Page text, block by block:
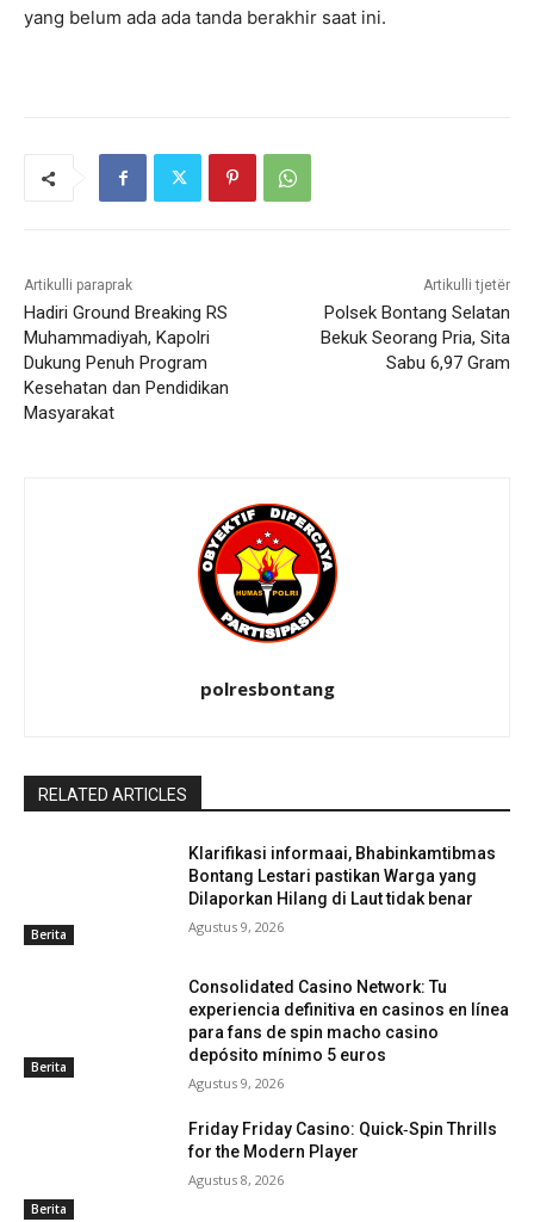
yang belum ada ada tanda berakhir saat ini.
Artikulli paraprak
Hadiri Ground Breaking RS
Muhammadiyah, Kapolri
Dukung Penuh Program
Kesehatan dan Pendidikan
Masyarakat
Artikulli tjetër
Polsek Bontang Selatan
Bekuk Seorang Pria, Sita
Sabu 6,97 Gram
polresbontang
RELATED ARTICLES
Berita
Klarifikasi informaai, Bhabinkamtibmas
Bontang Lestari pastikan Warga yang
Dilaporkan Hilang di Laut tidak benar
Agustus 9, 2026
Berita
Consolidated Casino Network: Tu
experiencia definitiva en casinos en línea
para fans de spin macho casino
depósito mínimo 5 euros
Agustus 9, 2026
Berita
Friday Friday Casino: Quick‑Spin Thrills
for the Modern Player
Agustus 8, 2026